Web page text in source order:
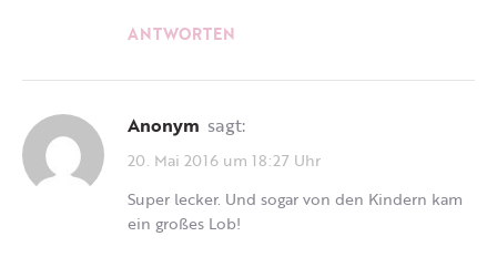
ANTWORTEN
Anonym sagt:
20. Mai 2016 um 18:27 Uhr
Super lecker. Und sogar von den Kindern kam
ein großes Lob!